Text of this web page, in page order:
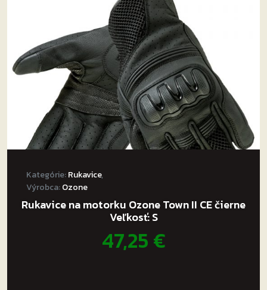
vybrať
na
stránke
produktu.
Kategórie:Rukavice,
Výrobca:Ozone
Rukavice na motorku Ozone Town II CE čierne
Veľkosť: S
47,25€